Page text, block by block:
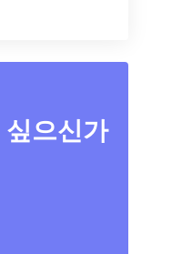
으신가